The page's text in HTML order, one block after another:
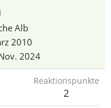
Alb
2010
2024
Reaktionspunkte
2